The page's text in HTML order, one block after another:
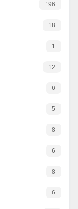
196
18
1
12
6
5
8
6
8
6